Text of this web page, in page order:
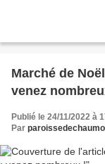
Marché de
venez
Publié le 24/11/2022 à
Par